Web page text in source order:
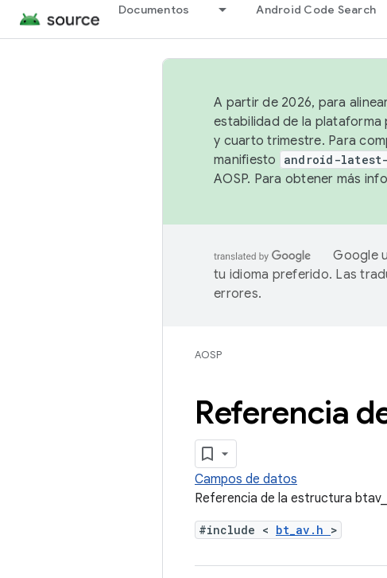
Documentos Android Code Search
A partir de 2026, para
estabilidad de la plataforma
y cuarto trimestre. Para
manifiesto
android-
AOSP. Para obtener más
Google
tu idioma preferido. Las
errores.
AOSP
Referencia
Campos de datos
Referencia de la estructura
#include < bt_av.h >